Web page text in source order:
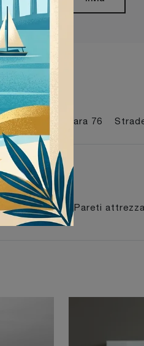
più visti a :
69 Mortara 76
Stradella Pareti